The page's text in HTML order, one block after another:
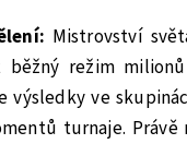
Mistrovství
běžný režim
výsledky ve
turnaje.